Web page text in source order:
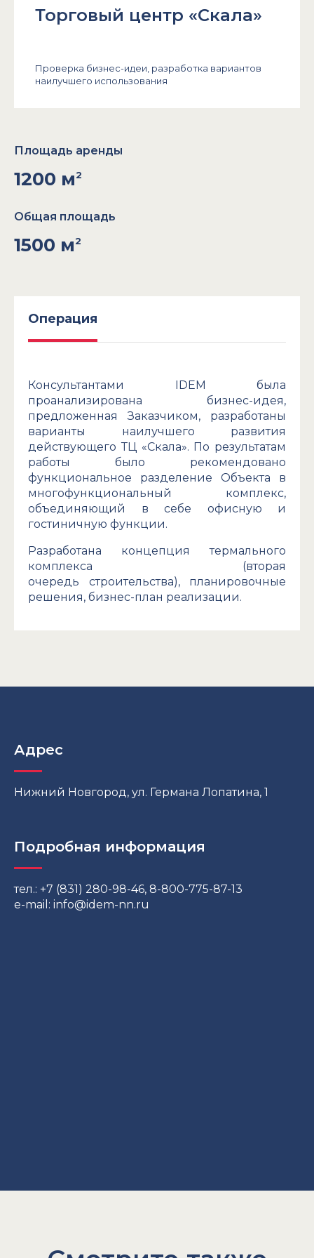
Торговый центр «Скала»
Проверка бизнес-идеи, разработка вариантов
наилучшего использования
Площадь аренды
1200 м2
Общая площадь
1500 м2
Операция
Консультантами IDEM была
проанализирована бизнес-идея,
предложенная Заказчиком, разработаны
варианты наилучшего развития
действующего ТЦ «Скала». По результатам
работы было рекомендовано
функциональное разделение Объекта в
многофункциональный комплекс,
объединяющий в себе офисную и
гостиничную функции.
Разработана концепция термального
комплекса (вторая
очередь строительства), планировочные
решения, бизнес-план реализации.
Адрес
Нижний Новгород, ул. Германа Лопатина, 1
Подробная информация
тел.: +7 (831) 280-98-46, 8-800-775-87-13
e-mail: info@idem-nn.ru